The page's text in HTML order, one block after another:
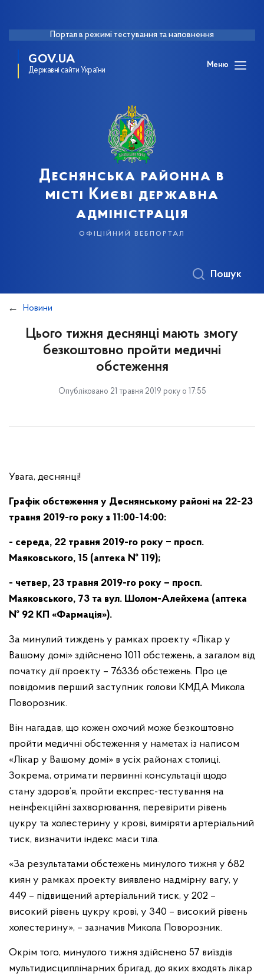
Портал в режимі тестування та наповнення
GOV.UA
Державні сайти України
Меню
Деснянська районна в
місті Києві державна
адміністрація
офіційний вебпортал
Пошук
Новини
Цього тижня деснянці мають змогу
безкоштовно пройти медичні
обстеження
Опубліковано 21 травня 2019 року о 17:55
Увага, деснянці!
Графік обстеження у Деснянському районі на 22-23
травня 2019-го року з 11:00-14:00:
- середа, 22 травня 2019-го року ‒ просп.
Маяковського, 15 (аптека № 119);
- четвер, 23 травня 2019-го року – просп.
Маяковського, 73 та вул. Шолом-Алейхема (аптека
№ 92 КП «Фармація»).
За минулий тиждень у рамках проекту «Лікар у
Вашому домі» здійснено 1011 обстежень, а загалом від
початку дії проекту – 76336 обстежень. Про це
повідомив перший заступник голови КМДА Микола
Поворозник.
Він нагадав, що кожен охочий може безкоштовно
пройти медичні обстеження у наметах із написом
«Лікар у Вашому домі» в усіх районах столиці.
Зокрема, отримати первинні консультації щодо
стану здоров’я, пройти експрес-тестування на
неінфекційні захворювання, перевірити рівень
цукру та холестерину у крові, виміряти артеріальний
тиск, визначити індекс маси тіла.
«За результатами обстежень минулого тижня у 682
киян у рамках проекту виявлено надмірну вагу, у
449 – підвищений артеріальний тиск, у 202 –
високий рівень цукру крові, у 340 – високий рівень
холестерину», – зазначив Микола Поворозник.
Окрім того, минулого тижня здійснено 57 виїздів
мультидисциплінарних бригад, до яких входять лікар